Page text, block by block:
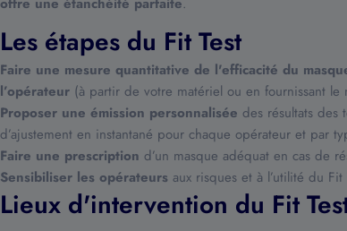
Les étapes du Fit Test
Faire une mesure quantitative de l'efficacité du
l’opérateur (à partir de votre matériel ou en fournissant le
Proposer une émission personnalisée des résultats des
d’ajustement en instantané pour chaque opérateur et par
Faire une prescription d’un masque adéquat en cas de
Sensibiliser les opérateurs aux risques et à l’utilité du Fit
Lieux d'intervention du Fit